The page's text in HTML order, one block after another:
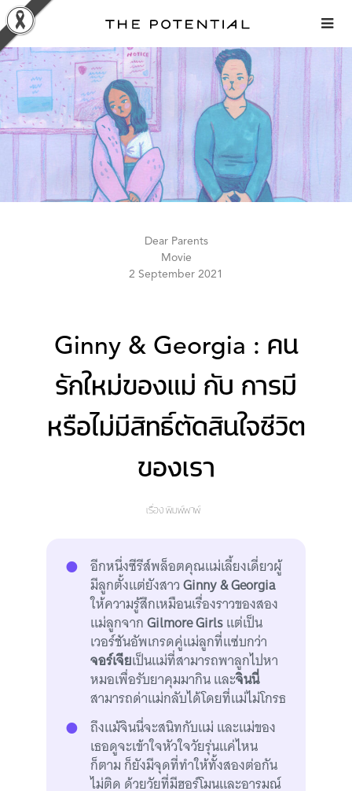
Skip
to
content
Dear Parents
Movie
2 September 2021
Ginny & Georgia : คน
รักใหม่ของแม่ กับ การมี
หรือไม่มีสิทธิ์ตัดสินใจชีวิต
ของเรา
เรื่อง พิมพ์พาพ์
อีกหนึ่งซีรีส์พล็อตคุณแม่เลี้ยงเดี่ยวผู้
มีลูกตั้งแต่ยังสาวGinny & Georgia
ให้ความรู้สึกเหมือนเรื่องราวของสอง
แม่ลูกจากGilmore Girlsแต่เป็น
เวอร์ชันอัพเกรดคู่แม่ลูกที่แซ่บกว่า
จอร์เจียเป็นแม่ที่สามารถพาลูกไปหา
หมอเพื่อรับยาคุมมากิน และจินนี่
สามารถด่าแม่กลับได้โดยที่แม่ไม่โกรธ
ถึงแม้จินนี่จะสนิทกับแม่ และแม่ของ
เธอดูจะเข้าใจหัวใจวัยรุ่นแค่ไหน
ก็ตาม ก็ยังมีจุดที่ทำให้ทั้งสองต่อกัน
ไม่ติด ด้วยวัยที่มีฮอร์โมนและอารมณ์